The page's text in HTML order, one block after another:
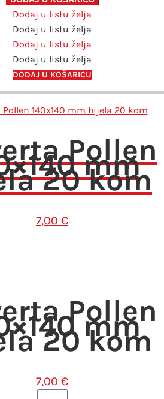
mm
bordo
20
kom
količina
Dodaj u listu želja
Dodaj u listu želja
Dodaj u listu želja
Dodaj u listu želja
DODAJ U KOŠARICU
Pollen
mm
20 kom
7,00 €
Pollen
mm
20 kom
7,00 €